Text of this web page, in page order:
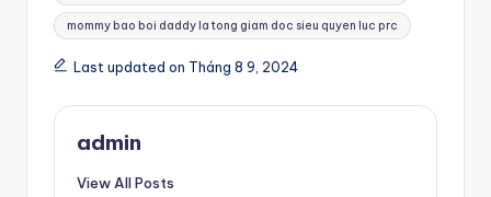
mommy bao boi daddy la tong giam doc sieu quyen luc prc
Last updated on Tháng 8 9, 2024
admin
View All Posts